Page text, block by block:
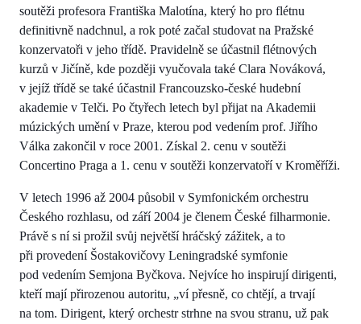
soutěži profesora Františka Malotína, který ho pro flétnu
definitivně nadchnul, a rok poté začal studovat na Pražské
konzervatoři v jeho třídě. Pravidelně se účastnil flétnových
kurzů v Jičíně, kde později vyučovala také Clara Nováková,
v jejíž třídě se také účastnil Francouzsko-české hudební
akademie v Telči. Po čtyřech letech byl přijat na Akademii
múzických umění v Praze, kterou pod vedením prof. Jiřího
Válka zakončil v roce 2001. Získal 2. cenu v soutěži
Concertino Praga a 1. cenu v soutěži konzervatoří v Kroměříži.
V letech 1996 až 2004 působil v Symfonickém orchestru
Českého rozhlasu, od září 2004 je členem České filharmonie.
Právě s ní si prožil svůj největší hráčský zážitek, a to
při provedení Šostakovičovy Leningradské symfonie
pod vedením Semjona Byčkova. Nejvíce ho inspirují dirigenti,
kteří mají přirozenou autoritu, „ví přesně, co chtějí, a trvají
na tom. Dirigent, který orchestr strhne na svou stranu, už pak